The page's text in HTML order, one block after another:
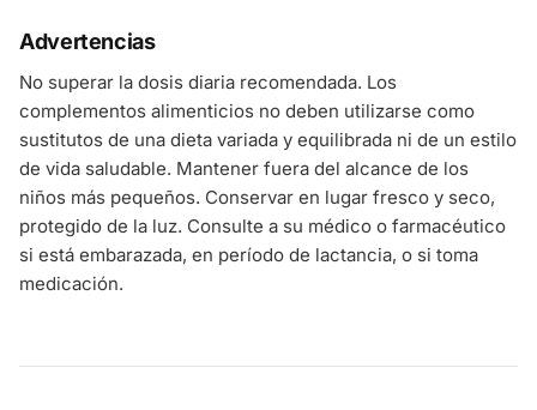
Advertencias
No superar la dosis diaria recomendada. Los
complementos alimenticios no deben utilizarse como
sustitutos de una dieta variada y equilibrada ni de un estilo
de vida saludable. Mantener fuera del alcance de los
niños más pequeños. Conservar en lugar fresco y seco,
protegido de la luz. Consulte a su médico o farmacéutico
si está embarazada, en período de lactancia, o si toma
medicación.